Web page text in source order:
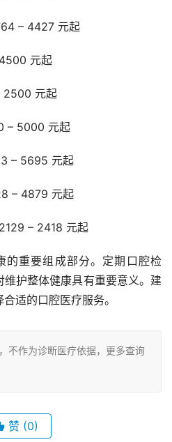
– 4427 元起
元起
2500 元起
– 5000 元起
– 5695 元起
– 4879 元起
– 2418 元起
护整体健康具有重要意义。建
适的口腔医疗服务。
不作为诊断医疗依据，更多查询
赞 (0)